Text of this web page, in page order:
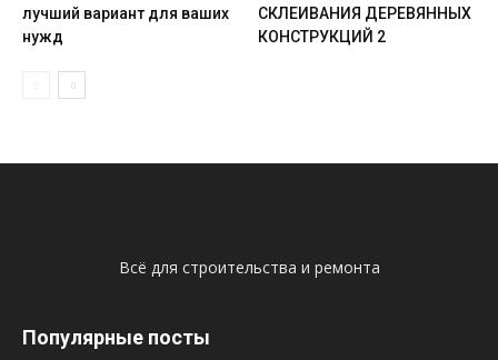
лучший вариант для ваших
нужд
СКЛЕИВАНИЯ ДЕРЕВЯННЫХ
КОНСТРУКЦИЙ 2
Всё для строительства и ремонта
Популярные посты